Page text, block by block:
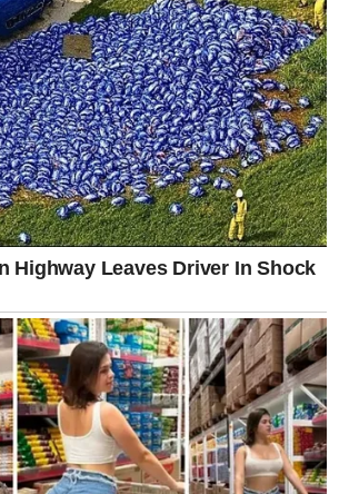
emotivni
intenzivni trenuci.
vam spontane događaje i mnogo
vam vraća vjeru da prava ljubav ipak
neočekivano
lijepi trenuci.